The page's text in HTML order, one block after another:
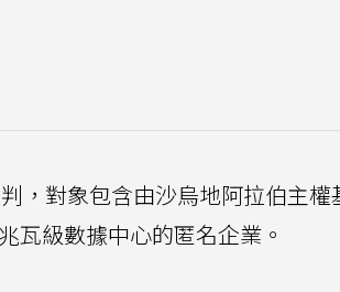
，對象包含由沙烏地阿拉伯主權
瓦級數據中心的匿名企業。